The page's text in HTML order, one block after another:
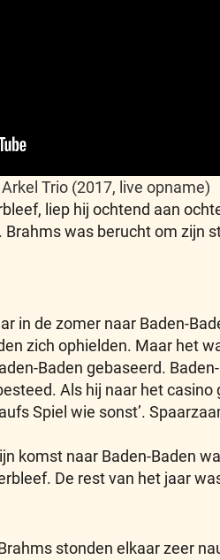
Trio (2017, live opname)
liep hij ochtend aan
was berucht om zijn
in de zomer naar Baden-
zich ophielden. Maar het
Baden gebaseerd.
Als hij naar het
Spiel wie sonst’.
komst naar Baden-Baden
De rest van het jaar
stonden elkaar zeer